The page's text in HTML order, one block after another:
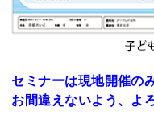
セミナーは現地開催の
お間違えないよう、よ